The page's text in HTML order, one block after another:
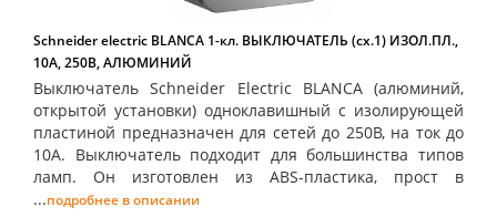
Schneider electric BLANCA 1-кл. ВЫКЛЮЧАТЕЛЬ (cх.1) ИЗОЛ.ПЛ.,
10А, 250B, АЛЮМИНИЙ
Выключатель Schneider Electric BLANCA (алюминий,
открытой установки) одноклавишный с изолирующей
пластиной предназначен для сетей до 250В, на ток до
10А. Выключатель подходит для большинства типов
ламп. Он изготовлен из ABS-пластика, прост в
...подробнее в описании